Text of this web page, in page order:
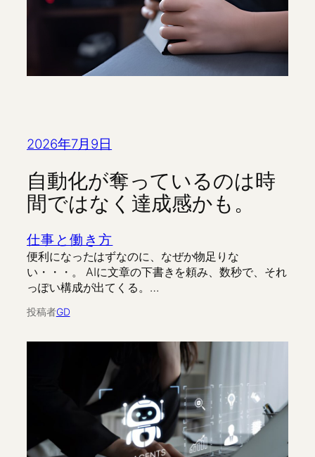
2026年7月9日
自動化が奪っているのは時
間ではなく達成感かも。
仕事と働き方
便利になったはずなのに、なぜか物足りな
い・・・。 AIに文章の下書きを頼み、数秒で、それ
っぽい構成が出てくる。…
投稿者GD